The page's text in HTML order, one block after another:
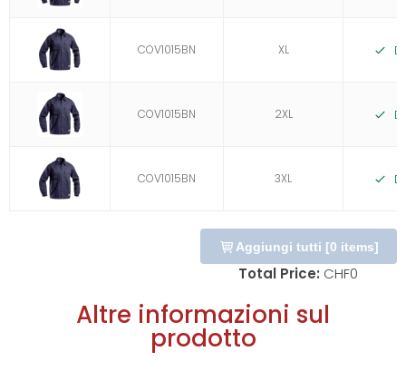
COV1015BN XL
COV1015BN 2XL
COV1015BN 3XL
Aggiungi tutti [0 items]
Total Price: CHF0
Altre informazioni sul
prodotto